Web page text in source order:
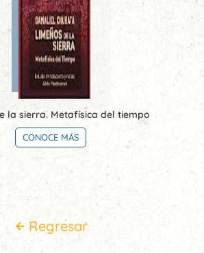
la sierra. Metafísica del tiempo
CONOCE MÁS
Regresar